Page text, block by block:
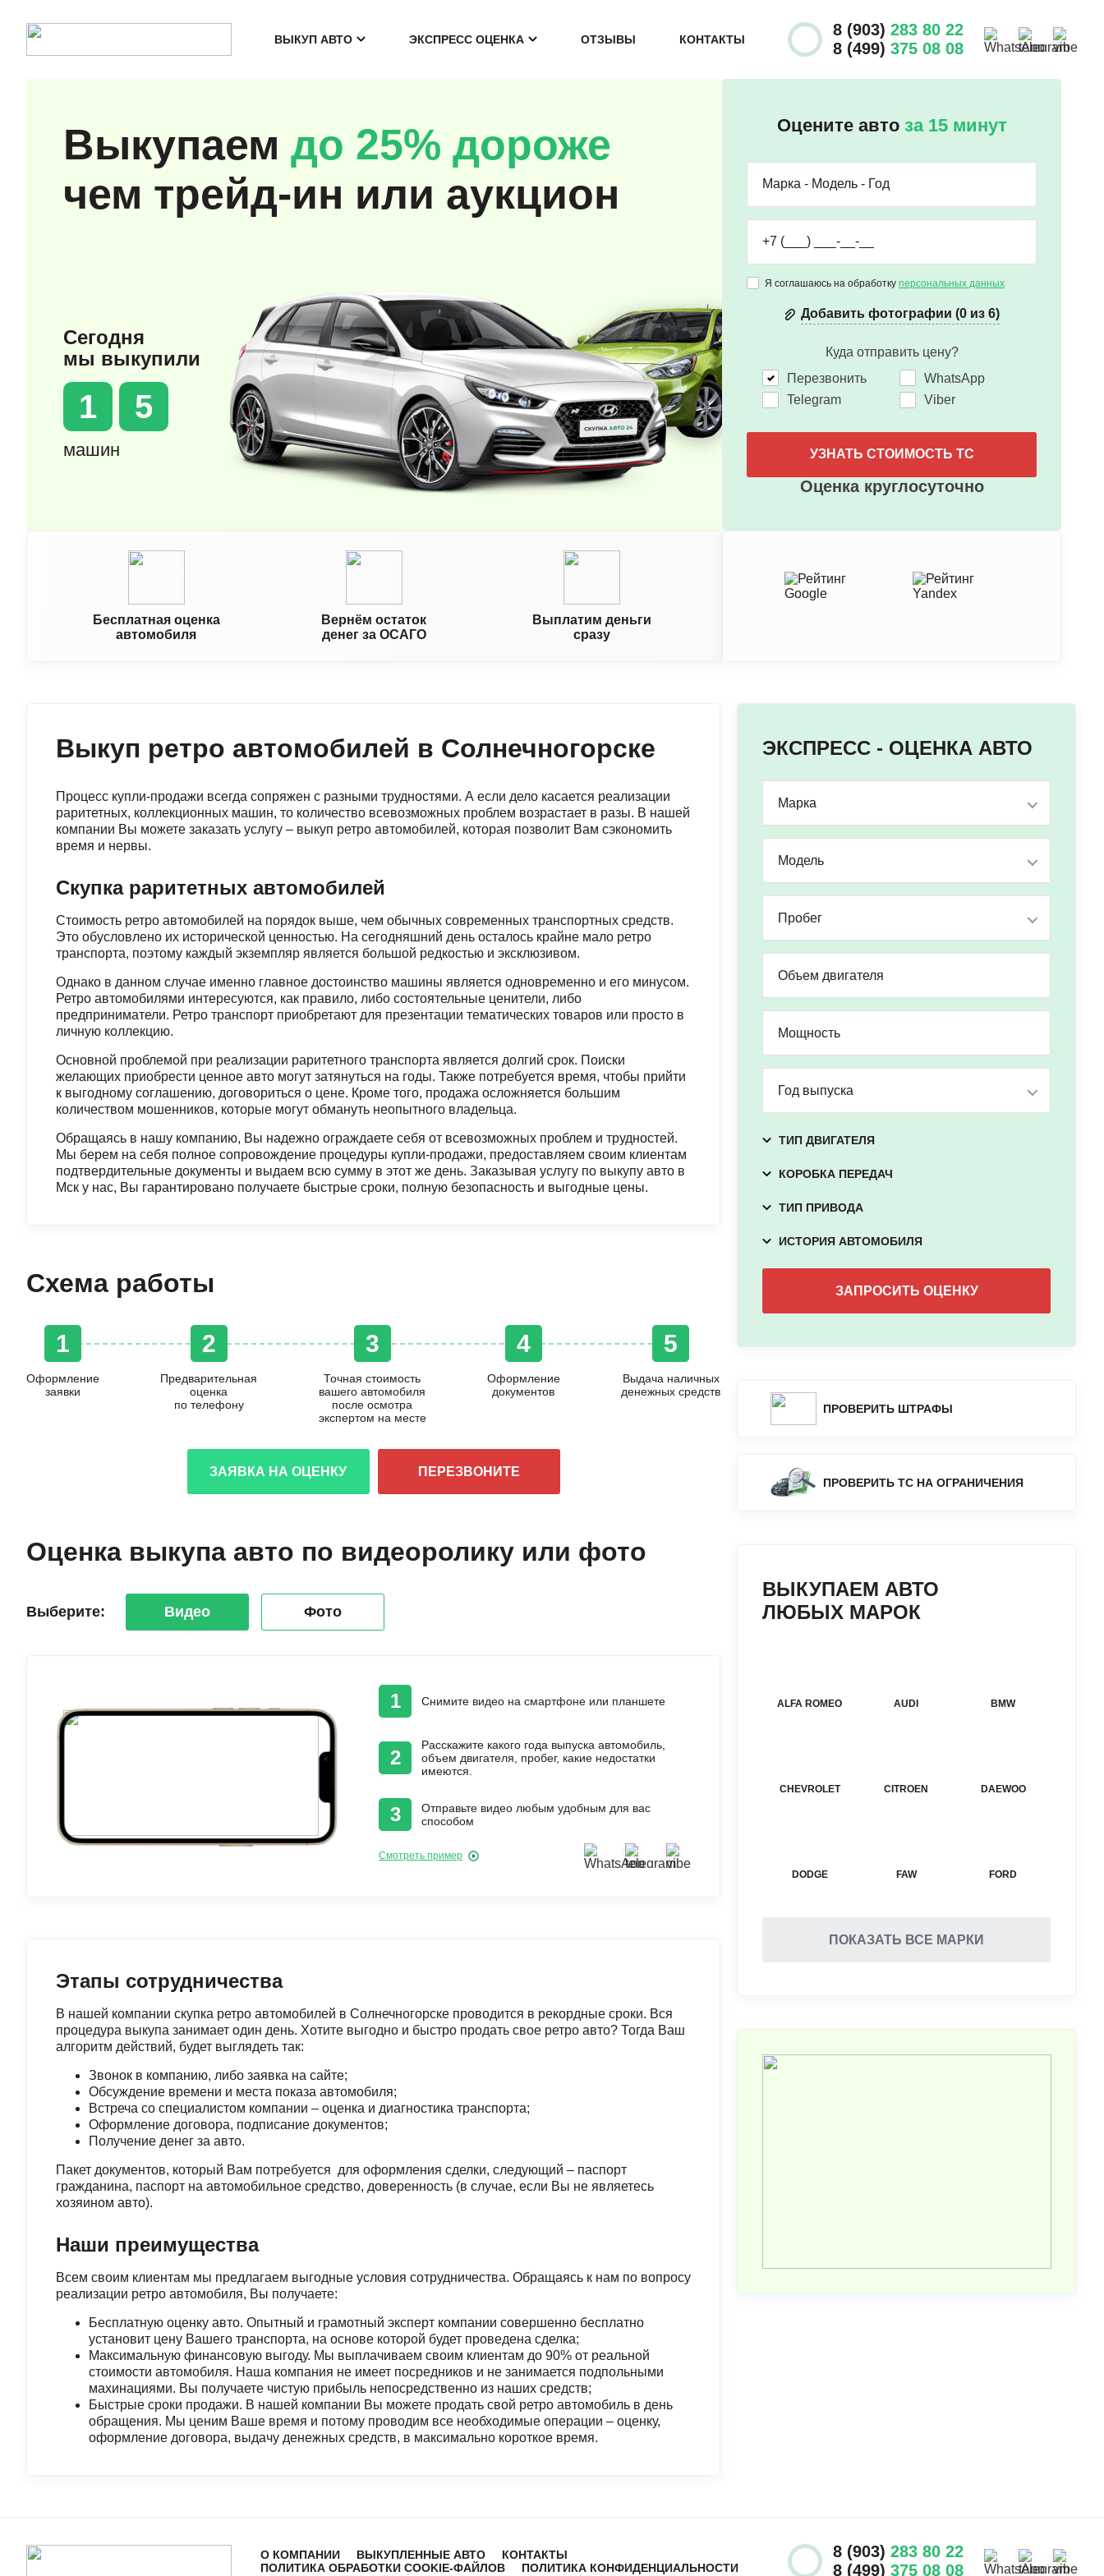
ВЫКУП АВТО ЭКСПРЕСС ОЦЕНКА ОТЗЫВЫ КОНТАКТЫ
8 (903) 283 80 22
8 (499) 375 08 08
Выкупаем до 25% дороже
чем трейд-ин или аукцион
Сегодня
мы выкупили
1 5
машин
Оцените авто за 15 минут
Я соглашаюсь на обработку персональных данных
Добавить фотографии (0 из 6)
Куда отправить цену?
Перезвонить
WhatsApp
Telegram
Viber
УЗНАТЬ СТОИМОСТЬ ТС
Оценка круглосуточно
Бесплатная оценка
автомобиля
Вернём остаток
денег за ОСАГО
Выплатим деньги
сразу
Выкуп ретро автомобилей в Солнечногорске
Процесс купли-продажи всегда сопряжен с разными трудностями. А если дело касается реализации
раритетных, коллекционных машин, то количество всевозможных проблем возрастает в разы. В нашей
компании Вы можете заказать услугу – выкуп ретро автомобилей, которая позволит Вам сэкономить
время и нервы.
Скупка раритетных автомобилей
Стоимость ретро автомобилей на порядок выше, чем обычных современных транспортных средств.
Это обусловлено их исторической ценностью. На сегодняшний день осталось крайне мало ретро
транспорта, поэтому каждый экземпляр является большой редкостью и эксклюзивом.
Однако в данном случае именно главное достоинство машины является одновременно и его минусом.
Ретро автомобилями интересуются, как правило, либо состоятельные ценители, либо
предприниматели. Ретро транспорт приобретают для презентации тематических товаров или просто в
личную коллекцию.
Основной проблемой при реализации раритетного транспорта является долгий срок. Поиски
желающих приобрести ценное авто могут затянуться на годы. Также потребуется время, чтобы прийти
к выгодному соглашению, договориться о цене. Кроме того, продажа осложняется большим
количеством мошенников, которые могут обмануть неопытного владельца.
Обращаясь в нашу компанию, Вы надежно ограждаете себя от всевозможных проблем и трудностей.
Мы берем на себя полное сопровождение процедуры купли-продажи, предоставляем своим клиентам
подтвердительные документы и выдаем всю сумму в этот же день. Заказывая услугу по выкупу авто в
Мск у нас, Вы гарантировано получаете быстрые сроки, полную безопасность и выгодные цены.
Схема работы
1
Оформление
заявки
2
Предварительная
оценка
по телефону
3
Точная стоимость
вашего автомобиля
после осмотра
экспертом на месте
4
Оформление
документов
5
Выдача наличных
денежных средств
ЗАЯВКА НА ОЦЕНКУ ПЕРЕЗВОНИТЕ
Оценка выкупа авто по видеоролику или фото
Выберите: Видео Фото
1 Снимите видео на смартфоне или планшете
2
Расскажите какого года выпуска автомобиль,
объем двигателя, пробег, какие недостатки
имеются.
3
Отправьте видео любым удобным для вас
способом
Смотреть пример
Этапы сотрудничества
В нашей компании скупка ретро автомобилей в Солнечногорске проводится в рекордные сроки. Вся
процедура выкупа занимает один день. Хотите выгодно и быстро продать свое ретро авто? Тогда Ваш
алгоритм действий, будет выглядеть так:
Звонок в компанию, либо заявка на сайте;
Обсуждение времени и места показа автомобиля;
Встреча со специалистом компании – оценка и диагностика транспорта;
Оформление договора, подписание документов;
Получение денег за авто.
Пакет документов, который Вам потребуется для оформления сделки, следующий – паспорт
гражданина, паспорт на автомобильное средство, доверенность (в случае, если Вы не являетесь
хозяином авто).
Наши преимущества
Всем своим клиентам мы предлагаем выгодные условия сотрудничества. Обращаясь к нам по вопросу
реализации ретро автомобиля, Вы получаете:
Бесплатную оценку авто. Опытный и грамотный эксперт компании совершенно бесплатно
установит цену Вашего транспорта, на основе которой будет проведена сделка;
Максимальную финансовую выгоду. Мы выплачиваем своим клиентам до 90% от реальной
стоимости автомобиля. Наша компания не имеет посредников и не занимается подпольными
махинациями. Вы получаете чистую прибыль непосредственно из наших средств;
Быстрые сроки продажи. В нашей компании Вы можете продать свой ретро автомобиль в день
обращения. Мы ценим Ваше время и потому проводим все необходимые операции – оценку,
оформление договора, выдачу денежных средств, в максимально короткое время.
ЭКСПРЕСС - ОЦЕНКА АВТО
Марка
Модель
Пробег
Год выпуска
ТИП ДВИГАТЕЛЯ
КОРОБКА ПЕРЕДАЧ
ТИП ПРИВОДА
ИСТОРИЯ АВТОМОБИЛЯ
ПРОВЕРИТЬ ШТРАФЫ
ПРОВЕРИТЬ ТС НА ОГРАНИЧЕНИЯ
ВЫКУПАЕМ АВТО
ЛЮБЫХ МАРОК
ALFA ROMEO AUDI BMW
CHEVROLET CITROEN DAEWOO
DODGE FAW FORD
ПОКАЗАТЬ ВСЕ МАРКИ
О КОМПАНИИ ВЫКУПЛЕННЫЕ АВТО
КОНТАКТЫ
ПОЛИТИКА ОБРАБОТКИ COOKIE-ФАЙЛОВ
ПОЛИТИКА КОНФИДЕНЦИАЛЬНОСТИ
8 (903) 283 80 22
8 (499) 375 08 08